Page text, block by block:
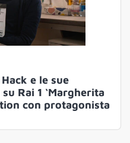
e le sue
Rai 1 ‘Margherita
con protagonista